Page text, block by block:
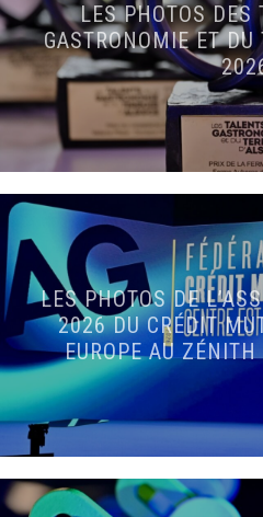
LES PHOTOS DES
GASTRONOMIE ET DU
LES PHOTOS DE
2026 DU CRÉDIT
EUROPE AU ZÉNITH